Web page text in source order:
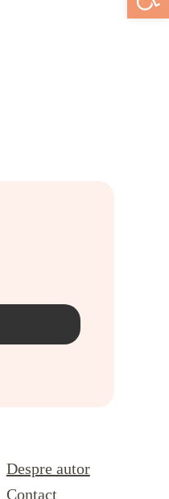
Despre autor
Contact